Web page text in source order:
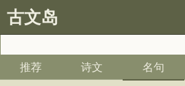
古文岛
推荐 诗文 名句